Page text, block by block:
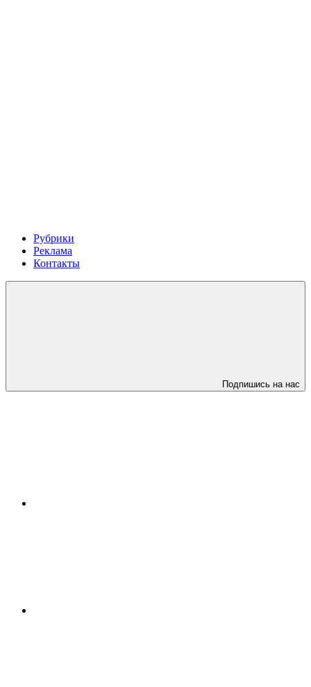
Рубрики
Реклама
Контакты
Подпишись на нас